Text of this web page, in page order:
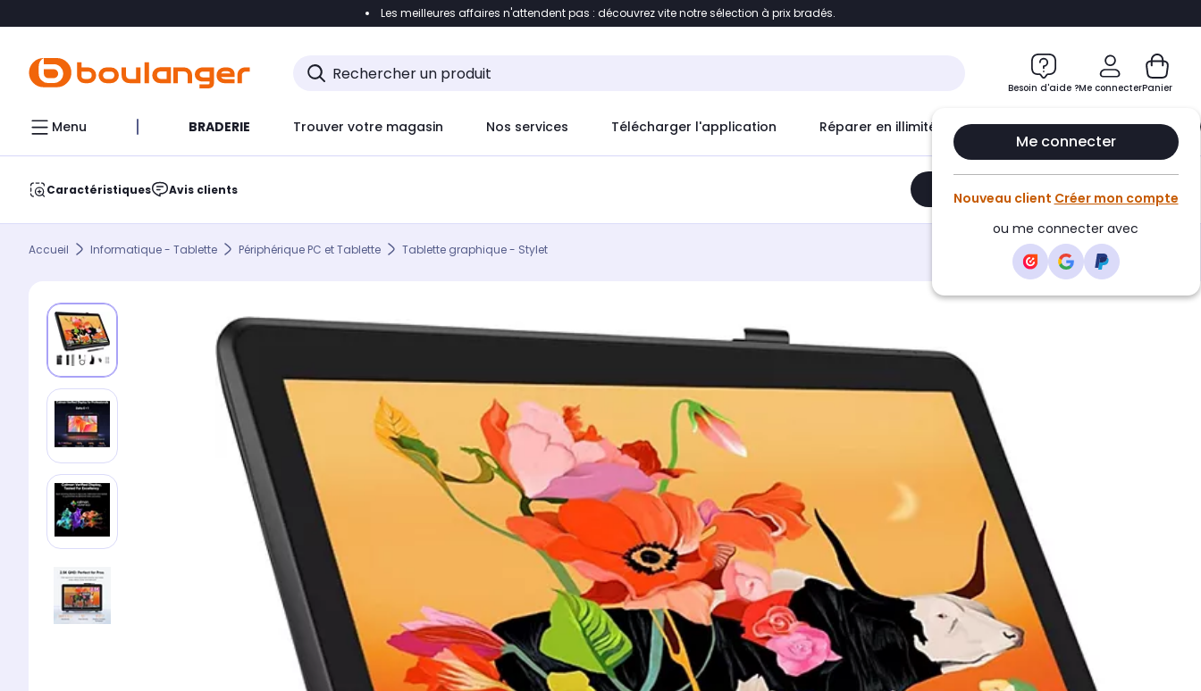
Accéder directement au contenu Accéder directement au pied de page Accéder directement au chatbot
Les meilleures affaires n'attendent pas : découvrez vite notre sélection à prix bradés.
Besoin d'aide ?Me connecter
Me connecter
Nouveau client Créer mon compte
ou me connecter avec
Panier
Menu BRADERIE Trouver votre magasin Nos services Télécharger l'application Réparer en illimité avec Le Club Infinity
Caractéristiques Avis clients Ajouter au panier •
Accueil Informatique - Tablette Périphérique PC et Tablette Tablette graphique - Stylet